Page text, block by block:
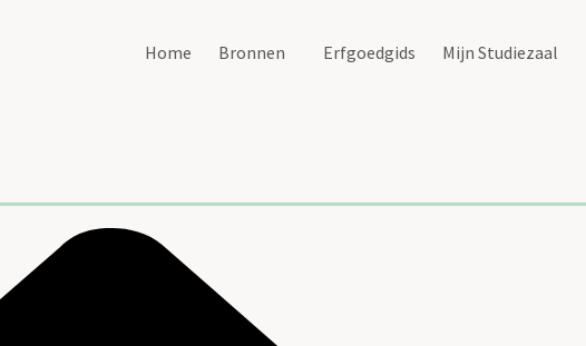
Home Bronnen Erfgoedgids Mijn Studiezaal